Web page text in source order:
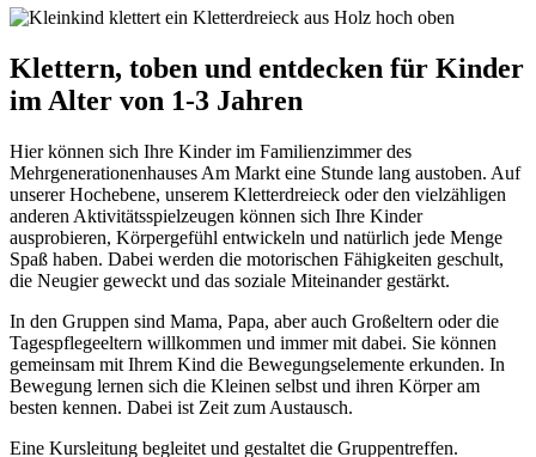
Klettern, toben und entdecken für Kinder
im Alter von 1-3 Jahren
Hier können sich Ihre Kinder im Familienzimmer des
Mehrgenerationenhauses Am Markt eine Stunde lang austoben. Auf
unserer Hochebene, unserem Kletterdreieck oder den vielzähligen
anderen Aktivitätsspielzeugen können sich Ihre Kinder
ausprobieren, Körpergefühl entwickeln und natürlich jede Menge
Spaß haben. Dabei werden die motorischen Fähigkeiten geschult,
die Neugier geweckt und das soziale Miteinander gestärkt.
In den Gruppen sind Mama, Papa, aber auch Großeltern oder die
Tagespflegeeltern willkommen und immer mit dabei. Sie können
gemeinsam mit Ihrem Kind die Bewegungselemente erkunden. In
Bewegung lernen sich die Kleinen selbst und ihren Körper am
besten kennen. Dabei ist Zeit zum Austausch.
Eine Kursleitung begleitet und gestaltet die Gruppentreffen.